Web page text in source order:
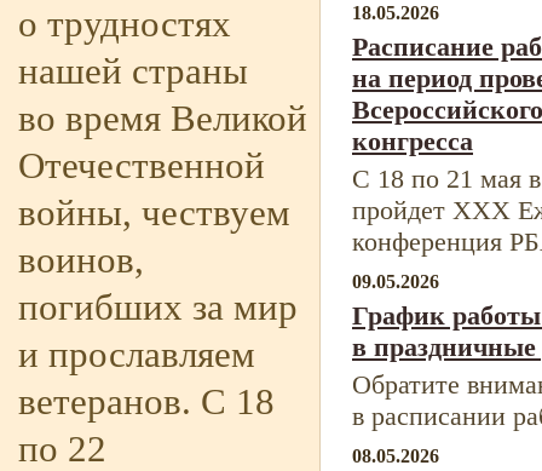
о трудностях
нашей страны
во время Великой
Отечественной
войны, чествуем
воинов,
погибших за мир
и прославляем
ветеранов. С 18
по 22
18.05.2026
Расписание
на период
конгресса
С 18 по 21 мая
пройдет XXX
конференция
09.05.2026
График
в
Обратите
в расписании
08.05.2026